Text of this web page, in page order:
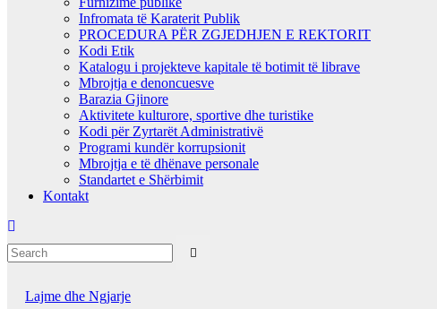
Infromata të Karaterit Publik
PROCEDURA PËR ZGJEDHJEN E REKTORIT
Kodi Etik
Katalogu i projekteve kapitale të botimit të librave
Mbrojtja e denoncuesve
Barazia Gjinore
Aktivitete kulturore, sportive dhe turistike
Kodi për Zyrtarët Administrativë
Programi kundër korrupsionit
Mbrojtja e të dhënave personale
Standartet e Shërbimit
Kontakt
Lajme dhe Ngjarje